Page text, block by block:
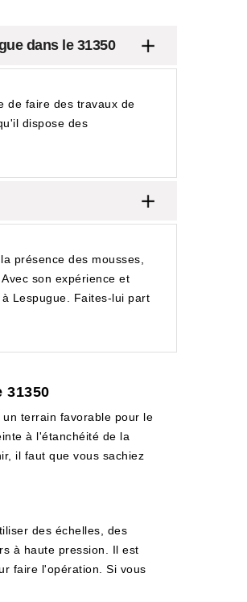
dans le 31350
de faire des travaux de
dispose des
présence des mousses,
son expérience et
Lespugue. Faites-lui part
31350
terrain favorable pour le
à l'étanchéité de la
il faut que vous sachiez
des échelles, des
à haute pression. Il est
faire l'opération. Si vous